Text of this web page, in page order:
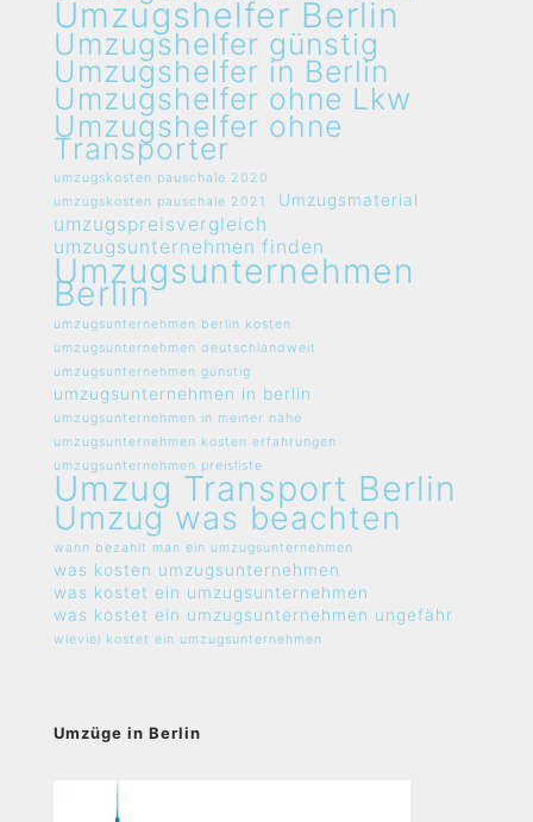
Umzugshelfer Berlin
Umzugshelfer günstig
Umzugshelfer in Berlin
Umzugshelfer ohne Lkw
Umzugshelfer ohne
Transporter
umzugskosten pauschale 2020
umzugskosten pauschale 2021
Umzugsmaterial
umzugspreisvergleich
umzugsunternehmen finden
Umzugsunternehmen
Berlin
umzugsunternehmen berlin kosten
umzugsunternehmen deutschlandweit
umzugsunternehmen günstig
umzugsunternehmen in berlin
umzugsunternehmen in meiner nähe
umzugsunternehmen kosten erfahrungen
umzugsunternehmen preisliste
Umzug Transport Berlin
Umzug was beachten
wann bezahlt man ein umzugsunternehmen
was kosten umzugsunternehmen
was kostet ein umzugsunternehmen
was kostet ein umzugsunternehmen ungefähr
wieviel kostet ein umzugsunternehmen
Umzüge in Berlin